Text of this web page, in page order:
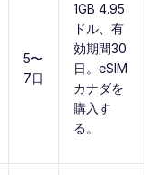
5〜
7日
1GB 4.95
ドル、有
効期間30
日。eSIM
カナダを
購入す
る。